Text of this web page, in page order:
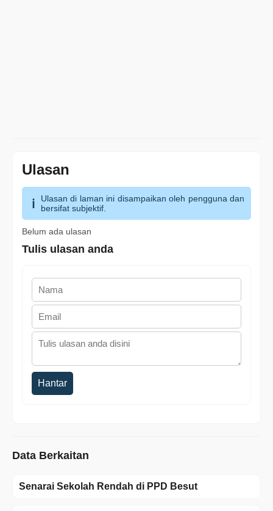
Ulasan
Ulasan di laman ini disampaikan oleh pengguna dan
bersifat subjektif.
Belum ada ulasan
Tulis ulasan anda
Hantar
Data Berkaitan
Senarai Sekolah Rendah di PPD Besut